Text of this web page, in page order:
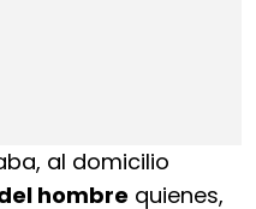
al domicilio
hombre quienes,